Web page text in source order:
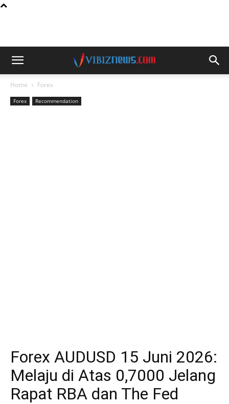
Home Forex
Forex Recommendation
Forex AUDUSD 15 Juni 2026:
Melaju di Atas 0,7000 Jelang
Rapat RBA dan The Fed